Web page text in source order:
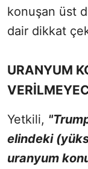
konuşan üst
dair dikkat
URANYUM
Yetkili,
elindeki
uranyum